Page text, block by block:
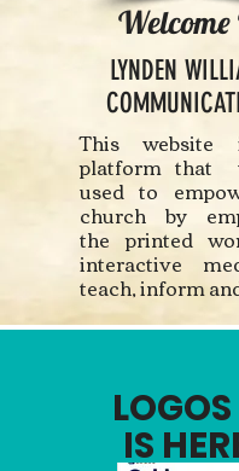
Welcome
LYNDEN
This
platform that
used to
church by
the printed
interactive
teach, inform
LOGOS
IS